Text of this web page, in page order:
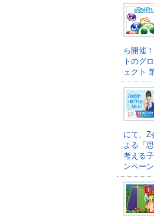
ら開催
トのグ
ェクト
にて、Z
よる「
考える
ンペー